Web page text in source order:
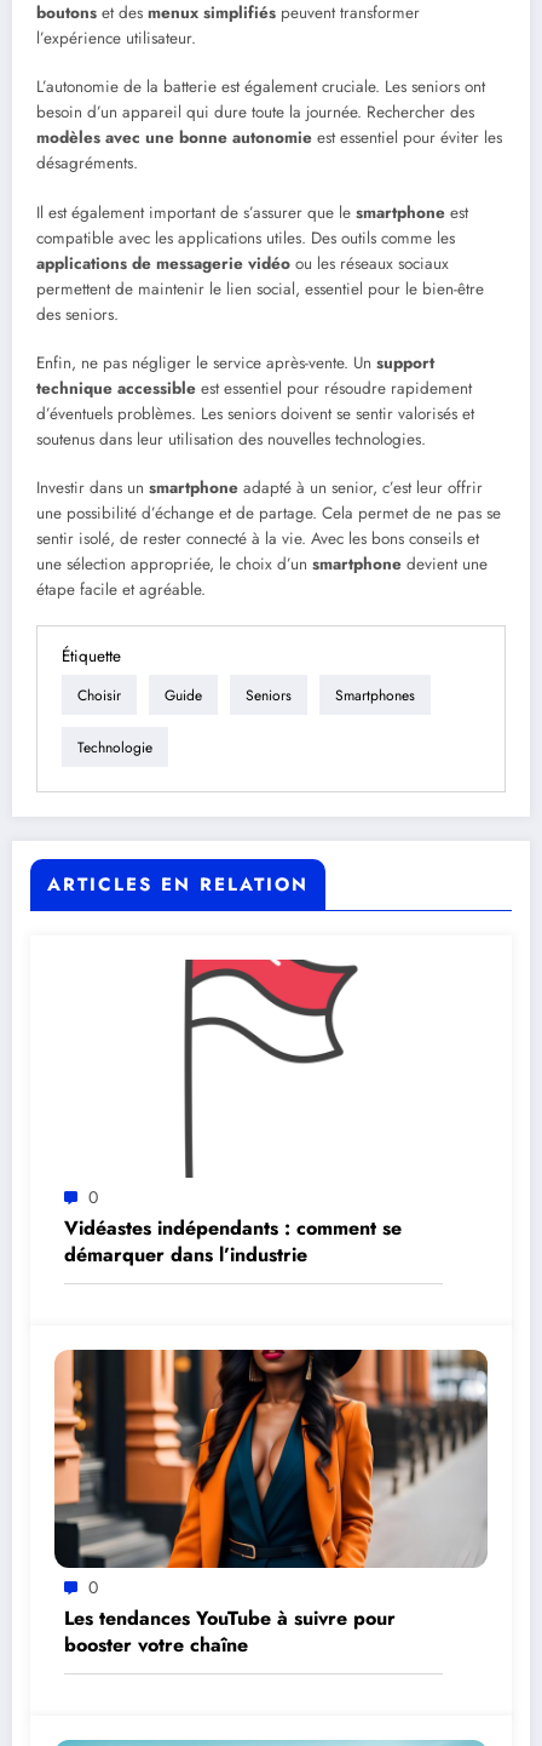
boutons et des menux simplifiés peuvent transformer
l’expérience utilisateur.
L’autonomie de la batterie est également cruciale. Les seniors ont
besoin d’un appareil qui dure toute la journée. Rechercher des
modèles avec une bonne autonomie est essentiel pour éviter les
désagréments.
Il est également important de s’assurer que le smartphone est
compatible avec les applications utiles. Des outils comme les
applications de messagerie vidéo ou les réseaux sociaux
permettent de maintenir le lien social, essentiel pour le bien-être
des seniors.
Enfin, ne pas négliger le service après-vente. Un support
technique accessible est essentiel pour résoudre rapidement
d’éventuels problèmes. Les seniors doivent se sentir valorisés et
soutenus dans leur utilisation des nouvelles technologies.
Investir dans un smartphone adapté à un senior, c’est leur offrir
une possibilité d’échange et de partage. Cela permet de ne pas se
sentir isolé, de rester connecté à la vie. Avec les bons conseils et
une sélection appropriée, le choix d’un smartphone devient une
étape facile et agréable.
Étiquette
Choisir Guide Seniors Smartphones
Technologie
ARTICLES EN RELATION
0
Vidéastes indépendants : comment se
démarquer dans l’industrie
0
Les tendances YouTube à suivre pour
booster votre chaîne